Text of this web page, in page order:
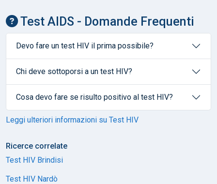
Test AIDS - Domande Frequenti
Devo fare un test HIV il prima possibile?
Chi deve sottoporsi a un test HIV?
Cosa devo fare se risulto positivo al test HIV?
Leggi ulteriori informazioni su Test HIV
Ricerce correlate
Test HIV Brindisi
Test HIV Nardò